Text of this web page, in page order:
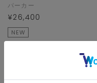
パーカー
¥26,400
NEW